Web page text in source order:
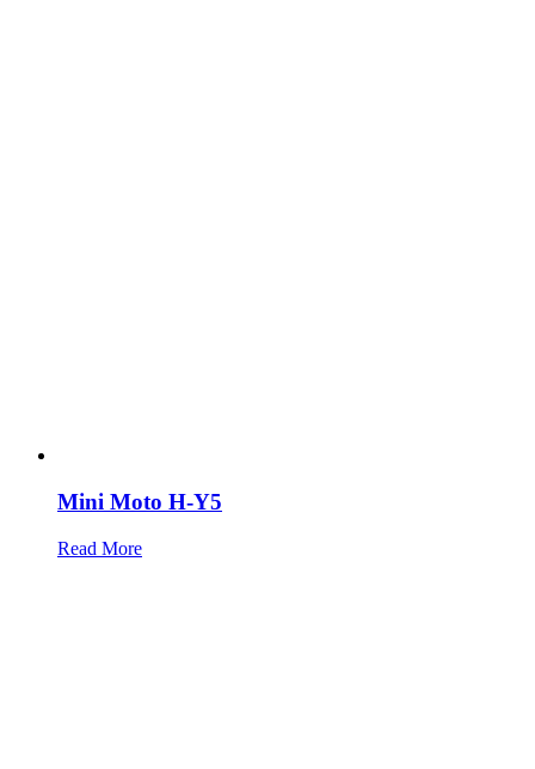
Mini Moto H-Y5
Read More